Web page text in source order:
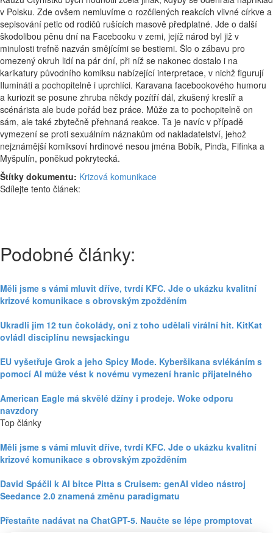
v Polsku. Zde ovšem nemluvíme o rozčílených reakcích vlivné církve a
sepisování petic od rodičů rušících masově předplatné. Jde o další
škodolibou pěnu dní na Facebooku v zemi, jejíž národ byl již v
minulosti trefně nazván smějícími se bestiemi. Šlo o zábavu pro
omezený okruh lidí na pár dní, při níž se nakonec dostalo i na
karikatury původního komiksu nabízející interpretace, v nichž figurují
Ilumináti a pochopitelně i uprchlíci. Karavana facebookového humoru
a kuriozit se posune zhruba někdy pozítří dál, zkušený kreslíř a
scénárista ale bude pořád bez práce. Může za to pochopitelně on
sám, ale také zbytečně přehnaná reakce. Ta je navíc v případě
vymezení se proti sexuálním náznakům od nakladatelství, jehož
nejznámější komiksoví hrdinové nesou jména Bobík, Pinďa, Fifinka a
Myšpulín, poněkud pokrytecká.
Štítky dokumentu: Krizová komunikace
Sdílejte tento článek:
Podobné články:
Měli jsme s vámi mluvit dříve, tvrdí KFC. Jde o ukázku kvalitní
krizové komunikace s obrovským zpožděním
Ukradli jim 12 tun čokolády, oni z toho udělali virální hit. KitKat
ovládl disciplínu newsjackingu
EU vyšetřuje Grok a jeho Spicy Mode. Kyberšikana svlékáním s
pomocí AI může vést k novému vymezení hranic přijatelného
American Eagle má skvělé džíny i prodeje. Woke odporu
navzdory
Top články
Měli jsme s vámi mluvit dříve, tvrdí KFC. Jde o ukázku kvalitní
krizové komunikace s obrovským zpožděním
David Spáčil k AI bitce Pitta s Cruisem: genAI video nástroj
Seedance 2.0 znamená změnu paradigmatu
Přestaňte nadávat na ChatGPT-5. Naučte se lépe promptovat